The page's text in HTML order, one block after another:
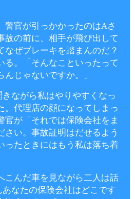
警官が引っかかったのはAさ
故の前に、相手が飛び出して
なぜブレーキを踏まんのだ？
る。「そんなこといったって
じゃないですか。」
ながら私はやりやすくなっ
。代理店の顔になってしまっ
官が「それでは保険会社をま
さい。事故証明はだせるよう
ったときにはもう私は落ち着
こんだ車を見ながら二人は話
なたの保険会社はどこです